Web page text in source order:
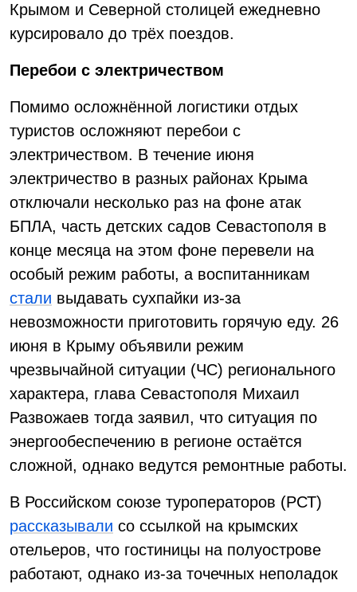
Крымом и Северной столицей ежедневно
курсировало до трёх поездов.
Перебои с электричеством
Помимо осложнённой логистики отдых
туристов осложняют перебои с
электричеством. В течение июня
электричество в разных районах Крыма
отключали несколько раз на фоне атак
БПЛА, часть детских садов Севастополя в
конце месяца на этом фоне перевели на
особый режим работы, а воспитанникам
стали выдавать сухпайки из-за
невозможности приготовить горячую еду. 26
июня в Крыму объявили режим
чрезвычайной ситуации (ЧС) регионального
характера, глава Севастополя Михаил
Развожаев тогда заявил, что ситуация по
энергообеспечению в регионе остаётся
сложной, однако ведутся ремонтные работы.
В Российском союзе туроператоров (РСТ)
рассказывали со ссылкой на крымских
отельеров, что гостиницы на полуострове
работают, однако из-за точечных неполадок